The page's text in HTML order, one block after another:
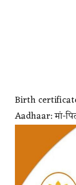
Birth
Aadhaar: मां-